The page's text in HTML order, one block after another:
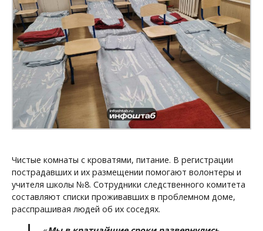
Чистые комнаты с кроватями, питание. В регистрации
пострадавших и их размещении помогают волонтеры и
учителя школы №8. Сотрудники следственного комитета
составляют списки проживавших в проблемном доме,
расспрашивая людей об их соседях.